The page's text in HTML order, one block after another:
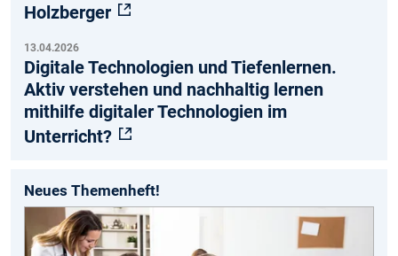
Holzberger
13.04.2026
Digitale Technologien und Tiefenlernen.
Aktiv verstehen und nachhaltig lernen
mithilfe digitaler Technologien im
Unterricht?
Neues Themenheft!